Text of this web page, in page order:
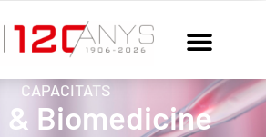
CAPACITATS
& Biomedicine